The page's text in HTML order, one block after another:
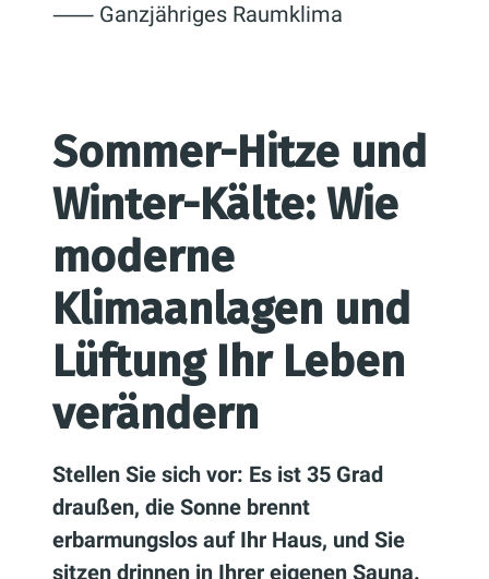
⸺ Ganzjähriges Raumklima
Sommer-Hitze und
Winter-Kälte: Wie
moderne
Klimaanlagen und
Lüftung Ihr Leben
verändern
Stellen Sie sich vor: Es ist 35 Grad
draußen, die Sonne brennt
erbarmungslos auf Ihr Haus, und Sie
sitzen drinnen in Ihrer eigenen Sauna.